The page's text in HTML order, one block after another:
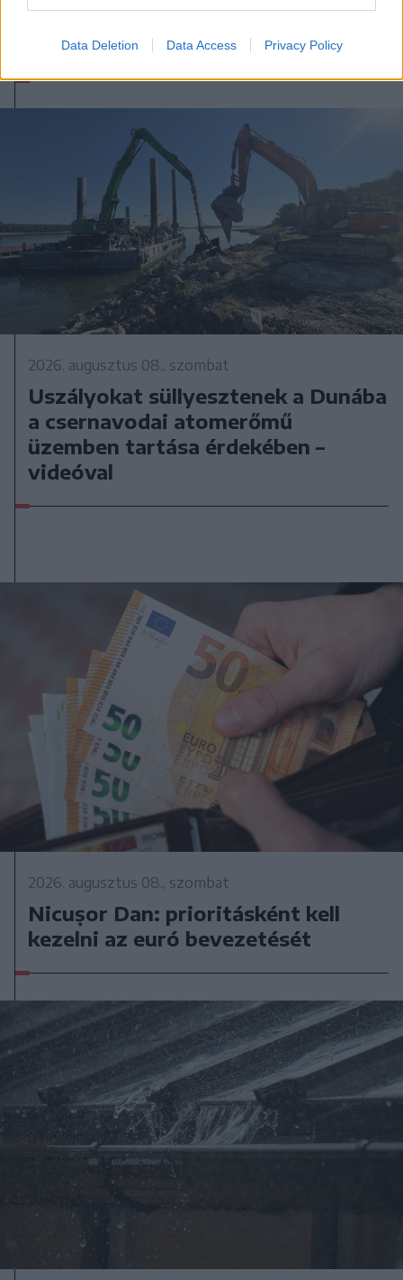
Data Deletion Data Access Privacy Policy
elnöknek a Tisza Párt
2026. augusztus 08., szombat
Uszályokat süllyesztenek a Dunába
a csernavodai atomerőmű
üzemben tartása érdekében –
videóval
2026. augusztus 08., szombat
Nicușor Dan: prioritásként kell
kezelni az euró bevezetését